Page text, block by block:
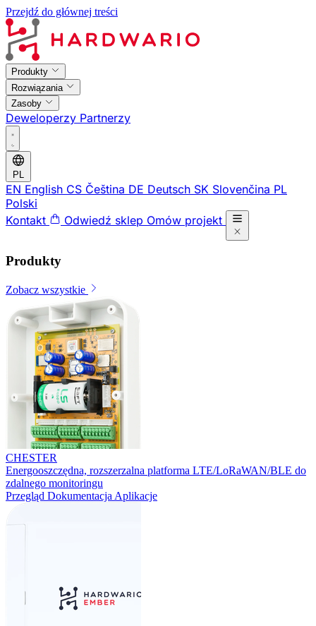
Przejdź do głównej treści
Produkty
Rozwiązania
Zasoby
Deweloperzy Partnerzy
PL
EN English CS Čeština DE Deutsch SK Slovenčina PL
Polski
Kontakt
Odwiedź sklep Omów projekt
Produkty
Zobacz wszystkie
CHESTER
Energooszczędna, rozszerzalna platforma LTE/LoRaWAN/BLE do
zdalnego monitoringu
Przegląd Dokumentacja Aplikacje